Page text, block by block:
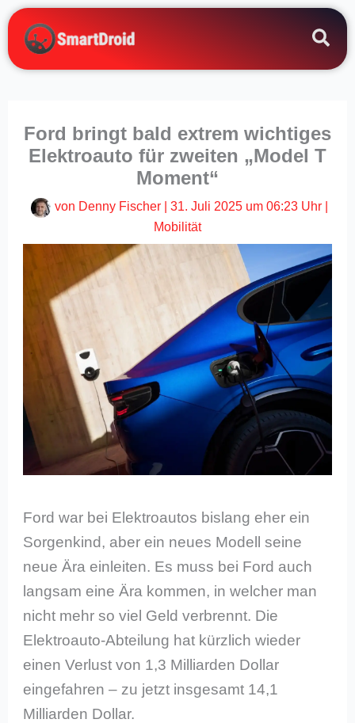
Zum
Inhalt
springen
Ford bringt bald extrem wichtiges
Elektroauto für zweiten „Model T
Moment“
von Denny Fischer 31. Juli 2025 um 06:23 Uhr
Mobilität
Ford war bei Elektroautos bislang eher ein
Sorgenkind, aber ein neues Modell seine
neue Ära einleiten. Es muss bei Ford auch
langsam eine Ära kommen, in welcher man
nicht mehr so viel Geld verbrennt. Die
Elektroauto-Abteilung hat kürzlich wieder
einen Verlust von 1,3 Milliarden Dollar
eingefahren – zu jetzt insgesamt 14,1
Milliarden Dollar.